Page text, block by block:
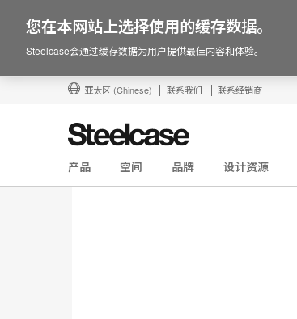
亚太区 (Chinese) 联系我们 联系经销商
产品 空间 品牌 设计资源
您在本网站上选择使用的缓存数据。
Steelcase会通过缓存数据为用户提供最佳内容和体验。